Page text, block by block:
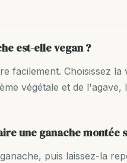
est-elle vegan ?
facilement. Choisissez
végétale et de
une ganache montée
puis laissez-la